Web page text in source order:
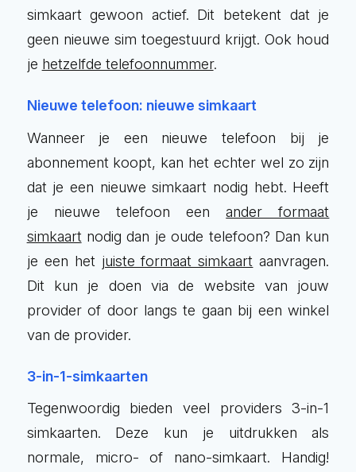
simkaart gewoon actief. Dit betekent dat je
geen nieuwe sim toegestuurd krijgt. Ook houd
je hetzelfde telefoonnummer.
Nieuwe telefoon: nieuwe simkaart
Wanneer je een nieuwe telefoon bij je
abonnement koopt, kan het echter wel zo zijn
dat je een nieuwe simkaart nodig hebt. Heeft
je nieuwe telefoon eenander formaat
simkaart nodig dan je oude telefoon? Dan kun
je een het juiste formaat simkaart aanvragen.
Dit kun je doen via de website van jouw
provider of door langs te gaan bij een winkel
van de provider.
3-in-1-simkaarten
Tegenwoordig bieden veel providers 3-in-1
simkaarten. Deze kun je uitdrukken als
normale, micro- of nano-simkaart. Handig!